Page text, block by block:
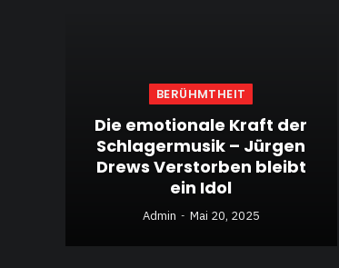
BERÜHMTHEIT
Die emotionale Kraft der
Schlagermusik – Jürgen
Drews Verstorben bleibt
ein Idol
Admin Mai 20, 2025